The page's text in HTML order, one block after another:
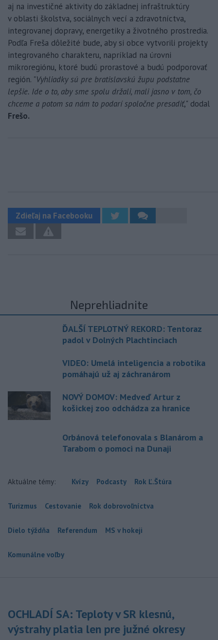
aj na investičné aktivity do základnej infraštruktúry
v oblasti školstva, sociálnych vecí a zdravotníctva,
integrovanej dopravy, energetiky a životného prostredia.
Podľa Freša dôležité bude, aby si obce vytvorili projekty
integrovaného charakteru, napríklad na úrovni
mikroregiónu, ktoré budú prorastové a budú podporovať
región. "Vyhliadky sú pre bratislavskú župu podstatne
lepšie. Ide o to, aby sme spolu držali, mali jasno v tom, čo
chceme a potom sa nám to podarí spoločne presadiť," dodal
Frešo.
Zdieľaj na Facebooku
Neprehliadnite
ĎALŠÍ TEPLOTNÝ REKORD: Tentoraz
padol v Dolných Plachtinciach
VIDEO: Umelá inteligencia a robotika
pomáhajú už aj záchranárom
NOVÝ DOMOV: Medveď Artur z
košickej zoo odchádza za hranice
Orbánová telefonovala s Blanárom a
Tarabom o pomoci na Dunaji
Aktuálne témy: Kvízy Podcasty Rok Ľ.Štúra
Turizmus Cestovanie Rok dobrovoľníctva
Dielo týždňa Referendum MS v hokeji
Komunálne voľby
OCHLADÍ SA: Teploty v SR klesnú,
výstrahy platia len pre južné okresy